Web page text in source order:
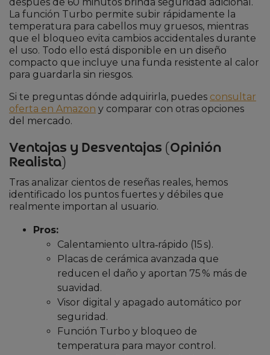
La función Turbo permite subir rápidamente la
temperatura para cabellos muy gruesos, mientras
que el bloqueo evita cambios accidentales durante
el uso. Todo ello está disponible en un diseño
compacto que incluye una funda resistente al calor
para guardarla sin riesgos.
Si te preguntas dónde adquirirla, puedes consultar
oferta en Amazon y comparar con otras opciones
del mercado.
Ventajas y Desventajas (Opinión
Realista)
Tras analizar cientos de reseñas reales, hemos
identificado los puntos fuertes y débiles que
realmente importan al usuario.
Pros:
Calentamiento ultra‑rápido (15 s).
Placas de cerámica avanzada que
reducen el daño y aportan 75 % más de
suavidad.
Visor digital y apagado automático por
seguridad.
Función Turbo y bloqueo de
temperatura para mayor control.